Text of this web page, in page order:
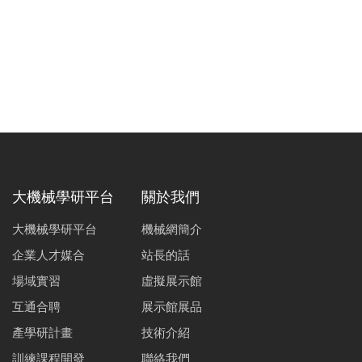
大機械學研平台
大機械學研平台
企業人才媒合
場域實習
互通合聘
產學研計畫
訓練課程開發
關於我們
機械網簡介
站長的話
虛擬展示館
展示館展品
技術介紹
聯絡我們